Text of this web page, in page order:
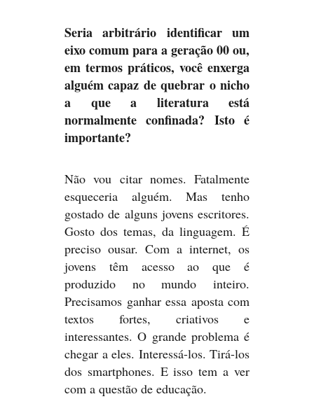
Seria arbitrário identificar um
eixo comum para a geração 00 ou,
em termos práticos, você enxerga
alguém capaz de quebrar o nicho
a que a literatura está
normalmente confinada? Isto é
importante?
Não vou citar nomes. Fatalmente
esqueceria alguém. Mas tenho
gostado de alguns jovens escritores.
Gosto dos temas, da linguagem. É
preciso ousar. Com a internet, os
jovens têm acesso ao que é
produzido no mundo inteiro.
Precisamos ganhar essa aposta com
textos fortes, criativos e
interessantes. O grande problema é
chegar a eles. Interessá-los. Tirá-los
dos smartphones. E isso tem a ver
com a questão de educação.